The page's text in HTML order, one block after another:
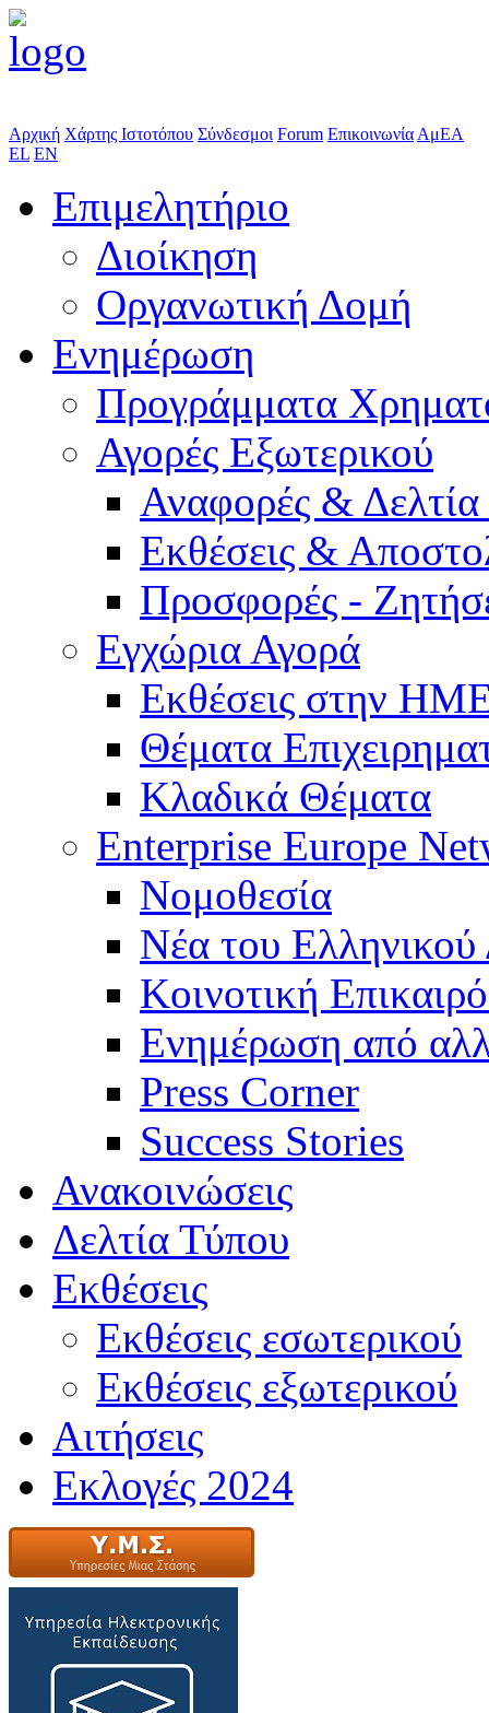
Αρχική Χάρτης Ιστοτόπου Σύνδεσμοι Forum Επικοινωνία ΑμΕΑ
EL EN
Επιμελητήριο
Διοίκηση
Οργανωτική Δομή
Ενημέρωση
Προγράμματα
Αγορές Εξωτερικού
Αναφορές &
Εκθέσεις &
Προσφορές -
Εγχώρια Αγορά
Εκθέσεις στην
Θέματα
Κλαδικά Θέματα
Enterprise Europe
Νομοθεσία
Νέα του Ελληνικού
Κοινοτική
Ενημέρωση από
Press Corner
Success Stories
Ανακοινώσεις
Δελτία Τύπου
Εκθέσεις
Εκθέσεις εσωτερικού
Εκθέσεις εξωτερικού
Αιτήσεις
Εκλογές 2024